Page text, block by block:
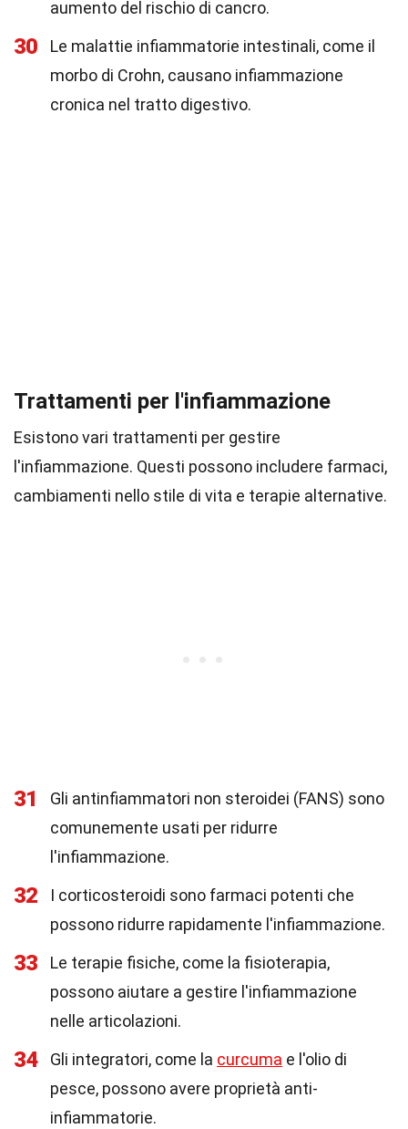
aumento del rischio di cancro.
30
Le malattie infiammatorie intestinali, come il
morbo di Crohn, causano infiammazione
cronica nel tratto digestivo.
Trattamenti per l'infiammazione
Esistono vari trattamenti per gestire
l'infiammazione. Questi possono includere farmaci,
cambiamenti nello stile di vita e terapie alternative.
31
Gli antinfiammatori non steroidei (FANS) sono
comunemente usati per ridurre
l'infiammazione.
32
I corticosteroidi sono farmaci potenti che
possono ridurre rapidamente l'infiammazione.
33
Le terapie fisiche, come la fisioterapia,
possono aiutare a gestire l'infiammazione
nelle articolazioni.
34 Gli integratori, come la curcuma e l'olio di
pesce, possono avere proprietà anti-
infiammatorie.